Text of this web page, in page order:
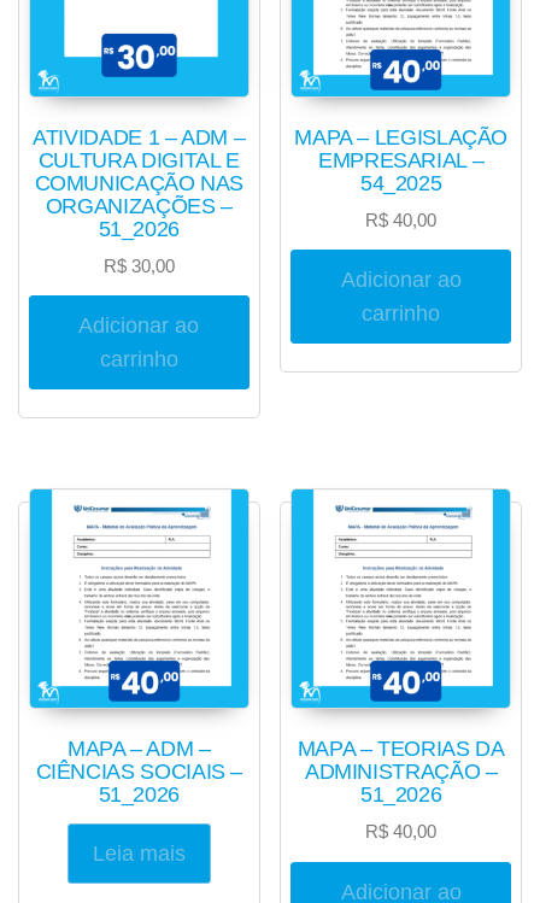
ATIVIDADE 1 – ADM –
CULTURA DIGITAL E
COMUNICAÇÃO NAS
ORGANIZAÇÕES –
51_2026
R$30,00
Adicionar ao
carrinho
MAPA – LEGISLAÇÃO
EMPRESARIAL –
54_2025
R$ 40,00
Adicionar ao
carrinho
MAPA – ADM –
CIÊNCIAS SOCIAIS –
51_2026
Leia mais
MAPA – TEORIAS DA
ADMINISTRAÇÃO –
51_2026
R$ 40,00
Adicionar ao